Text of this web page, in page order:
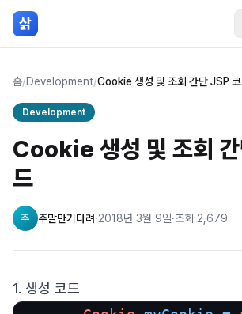
본문 바로가기
삵
홈/Development/Cookie 생성 및 조회 간단 JSP
Development
Cookie 생성 및 조회
드
주 주말만기다려·2018년 3월 9일·조회 2,679
1. 생성 코드